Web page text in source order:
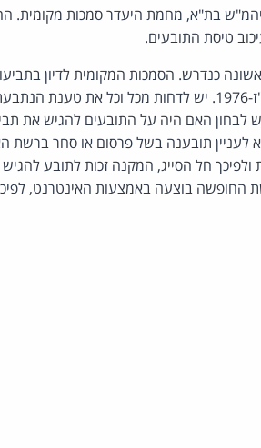
בת"א, מחמת היעדר סמכות מקומית.
טיסת התובעים.
כנדרש. הסמכות המקומית לדיון
2 לתקנות שיפוט בתביעות קטנות (סדרי דין), התשל"ז-1976. יש לדחות
לבחון האם היה על התובעים להגיש את
חל הסייג הקבוע בסעיף 2(ב) סיפא לעניין תובענה בשל פרסום
חל הסייג, המקנה זכות לתובע
בוצעה באמצעות האינטרנט,